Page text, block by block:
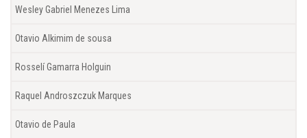
Wesley Gabriel Menezes Lima
Otavio Alkimim de sousa
Rosselí Gamarra Holguin
Raquel Androszczuk Marques
Otavio de Paula